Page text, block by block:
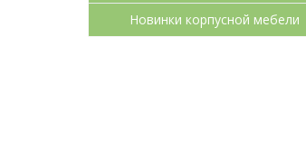
Новинки корпусной мебели